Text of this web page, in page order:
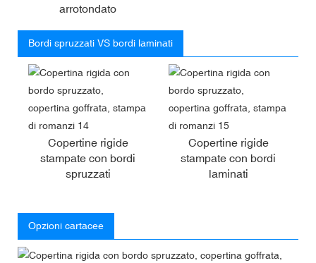
arrotondato
Bordi spruzzati VS bordi laminati
Copertine rigide
stampate con bordi
spruzzati
Copertine rigide
stampate con bordi
laminati
Opzioni cartacee